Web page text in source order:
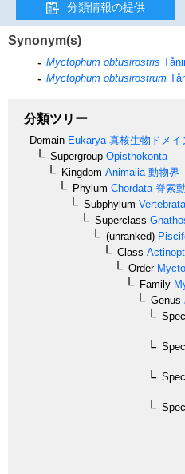
分類情報の提供
Synonym(s)
Myctophum obtusirostris
Myctophum obtusirostrum
分類ツリー
Domain Eukarya 真核生物ドメイ
Supergroup Opisthokonta
Kingdom Animalia 動物界
Phylum Chordata 脊索
Subphylum Vertebrata
Superclass
(unranked)
Class
Order
Family
Genus